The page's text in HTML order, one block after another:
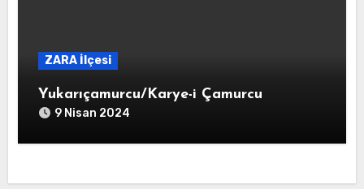
ZARA İlçesi
Yukarıçamurcu/Karye-i Çamurcu
9 Nisan 2024